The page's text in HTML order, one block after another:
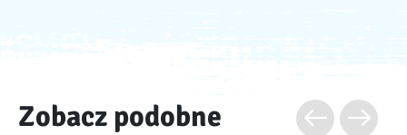
Zobacz podobne